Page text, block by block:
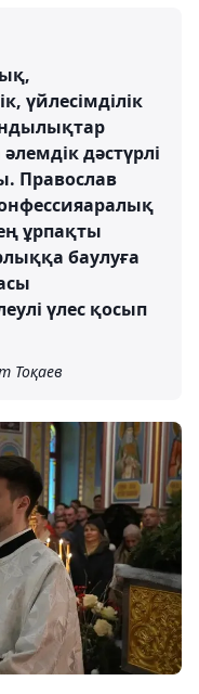
үйлесімділік
дәстүрлі
Православ
ұрпақты
баулуға
үлес қосып
Тоқаев